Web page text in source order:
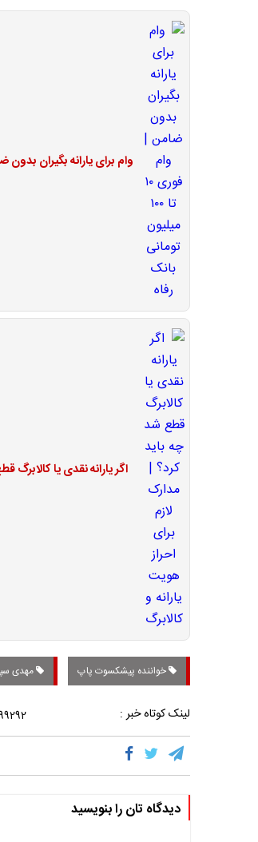
وام برای یارانه بگیران بدون ضامن | وام فوری ۱۰
اگر یارانه نقدی یا
خواننده پیشکسوت پاپ مهدی
لینک کوتاه خبر :
دیدگاه تان را بنویسید